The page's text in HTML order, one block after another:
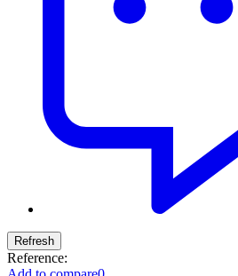
Reference: